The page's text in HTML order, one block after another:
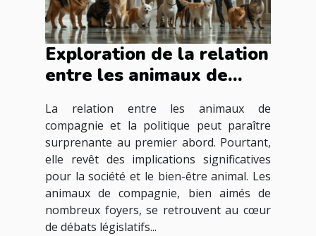
Exploration de la relation
entre les animaux de
La relation entre les animaux de
compagnie et la politique peut paraître
surprenante au premier abord. Pourtant,
elle revêt des implications significatives
pour la société et le bien-être animal. Les
animaux de compagnie, bien aimés de
nombreux foyers, se retrouvent au cœur
de débats législatifs...